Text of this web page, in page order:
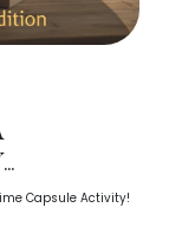
Capsule Activity!